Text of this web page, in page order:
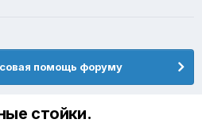
помощь форуму
стойки.